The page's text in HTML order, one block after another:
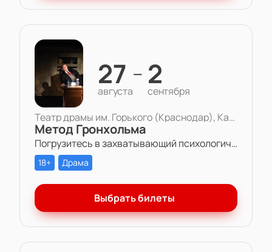
27
августа
— 2
сентября
Театр драмы им. Горького (Краснодар), Камерная сцена
Метод Гронхольма
Погрузитесь в захватывающий психологический триллер «Метод Гронхольма» в Театре драмы им. Горького.
18+ Драма
Выбрать билеты